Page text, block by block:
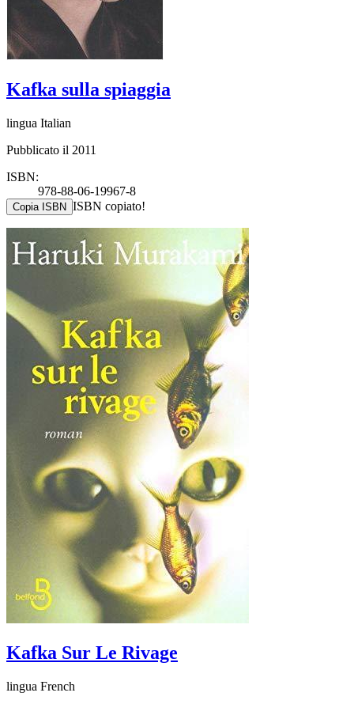
Kafka sulla spiaggia
lingua Italian
Pubblicato il 2011
ISBN:
978-88-06-19967-8
Copia ISBN ISBN copiato!
Kafka Sur Le Rivage
lingua French